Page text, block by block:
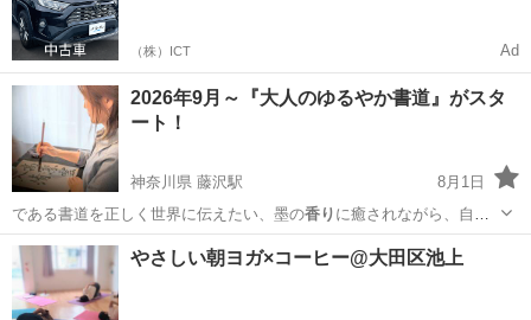
（株）ICT Ad
2026年9月～『大人のゆるやか書道』がスタ
ート！
神奈川県 藤沢駅
8月1日
である書道を正しく世界に伝えたい、墨の香り に癒されながら、自分
自身と向き合う時間…
神奈川 藤沢市 藤沢駅 日本文化
やさしい朝ヨガ×コーヒー@大田区池上